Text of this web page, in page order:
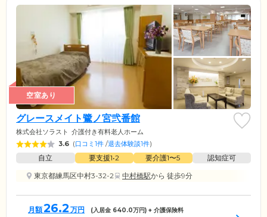
空室あり
グレースメイト鷺ノ宮弐番館
株式会社ソラスト 介護付き有料老人ホーム
3.6 (口コミ1件 /退去体験談1件)
自立 要支援1•2 要介護1〜5
認知症可
東京都練馬区中村3-32-2
中村橋駅から 徒歩9分
月額26.2 万円 (入居金 640.0万円) + 介護保険料